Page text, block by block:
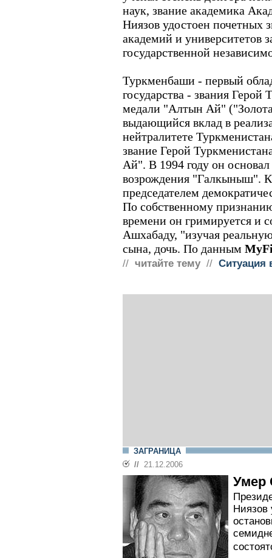
наук, звание академика
Ниязов удостоен почетных
академий и университетов
государственной
Туркменбаши - первый
государства - звания Герой
медали "Алтын Ай"
выдающийся вклад в
нейтралитете
звание Герой
Ай". В 1994 году он
возрождения "Галкыныш".
председателем
По собственному
времени он гримируется и
Ашхабаду, "изучая
сына, дочь. По данным
// читайте тему // Ситуация
ЗАГРАНИЦА
// 21.12.2006
Умер
Ниязов